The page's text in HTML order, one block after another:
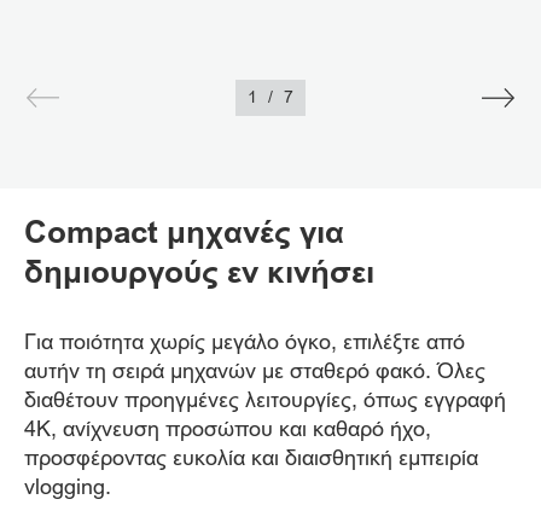
1 / 7
Compact μηχανές για
δημιουργούς εν κινήσει
Για ποιότητα χωρίς μεγάλο όγκο, επιλέξτε από
αυτήν τη σειρά μηχανών με σταθερό φακό. Όλες
διαθέτουν προηγμένες λειτουργίες, όπως εγγραφή
4K, ανίχνευση προσώπου και καθαρό ήχο,
προσφέροντας ευκολία και διαισθητική εμπειρία
vlogging.